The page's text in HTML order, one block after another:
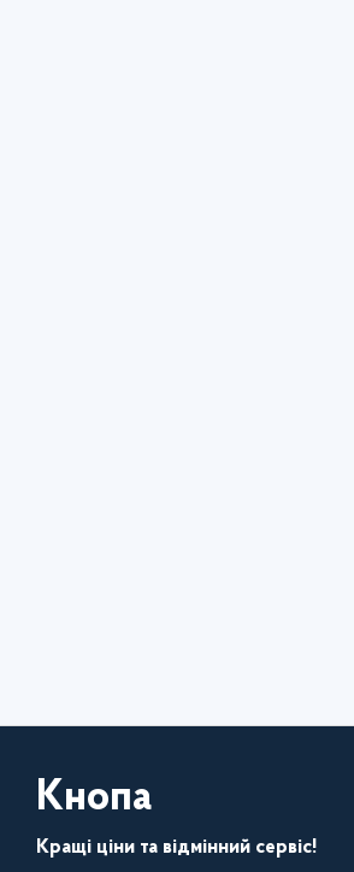
Кнопа
Кращі ціни та відмінний сервіс!